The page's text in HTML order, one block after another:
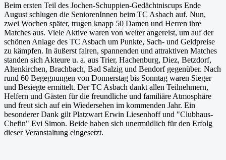
Beim ersten Teil des Jochen-Schuppien-Gedächtniscups Ende
August schlugen die SeniorenInnen beim TC Asbach auf. Nun,
zwei Wochen später, trugen knapp 50 Damen und Herren ihre
Matches aus. Viele Aktive waren von weiter angereist, um auf der
schönen Anlage des TC Asbach um Punkte, Sach- und Geldpreise
zu kämpfen. In äußerst fairen, spannenden und attraktiven Matches
standen sich Akteure u. a. aus Trier, Hachenburg, Diez, Betzdorf,
Altenkirchen, Brachbach, Bad Salzig und Bendorf gegenüber. Nach
rund 60 Begegnungen von Donnerstag bis Sonntag waren Sieger
und Besiegte ermittelt. Der TC Asbach dankt allen Teilnehmern,
Helfern und Gästen für die freundliche und familiäre Atmosphäre
und freut sich auf ein Wiedersehen im kommenden Jahr. Ein
besonderer Dank gilt Platzwart Erwin Liesenhoff und "Clubhaus-
Chefin" Evi Simon. Beide haben sich unermüdlich für den Erfolg
dieser Veranstaltung eingesetzt.